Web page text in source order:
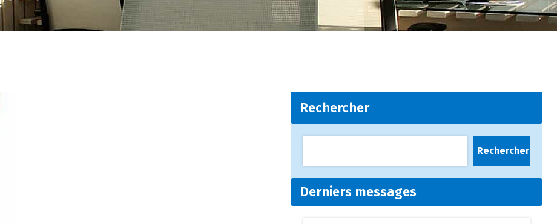
Rechercher
Rechercher
Derniers messages